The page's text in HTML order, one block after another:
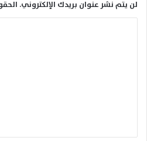
لن يتم نشر عنوان بريدك الإلكتروني.